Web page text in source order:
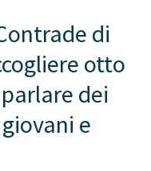
di
otto
dei
e